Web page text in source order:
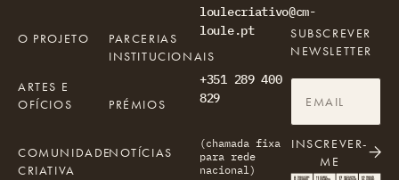
loulecriativo@cm-
loule.pt
+351 289 400
829
(chamada fixa
para rede
nacional)
O PROJETO
ARTES E
OFÍCIOS
COMUNIDADE
CRIATIVA
PARCERIAS
INSTITUCIONAIS
PRÉMIOS
NOTÍCIAS
SUBSCREVER
NEWSLETTER
INSCREVER-
ME